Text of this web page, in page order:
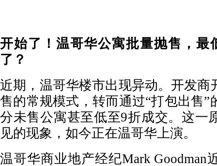
开始了！温哥华公寓批量抛售，最
了？
近期，温哥华楼市出现异动。开发商
售的常规模式，转而通过“打包出售”
分未售公寓甚至低至9折成交。这一
见的现象，如今正在温哥华上演。
温哥华商业地产经纪Mark Goodman